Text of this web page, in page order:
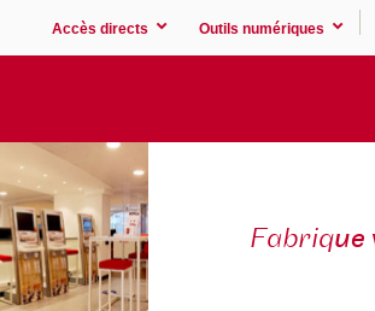
Accès directs Outils numériques
Fabrique